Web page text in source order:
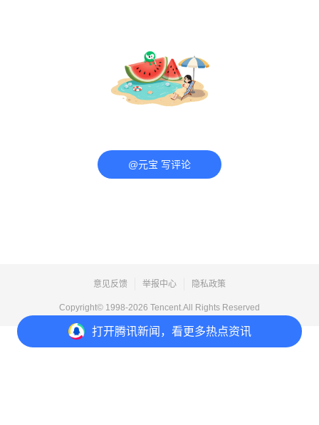
打开腾讯新闻，看更多热点资讯
@元宝 写评论
意见反馈 举报中心 隐私政策
Copyright© 1998-2026 Tencent.All Rights Reserved